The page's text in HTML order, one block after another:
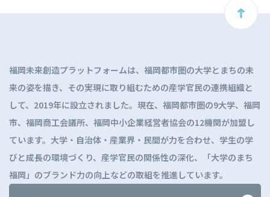
福岡未来創造プラットフォームは、福岡都市圏の大学とまちの未
来の姿を描き、その実現に取り組むための産学官民の連携組織と
して、2019年に設立されました。現在、福岡都市圏の9大学、福岡
市、福岡商工会議所、福岡中小企業経営者協会の12機関が加盟し
ています。大学・自治体・産業界・民間が力を合わせ、学生の学
びと成長の環境づくり、産学官民の関係性の深化、「大学のまち
福岡」のブランド力の向上などの取組を推進しています。
ト
に
戻
る